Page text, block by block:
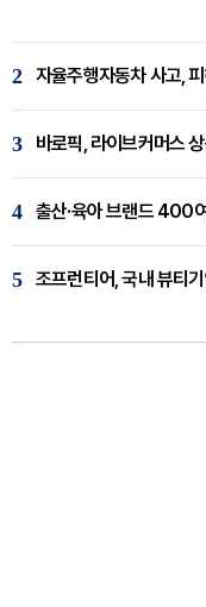
2 자율주행자동차 사고,
3 바로픽, 라이브커머스
4 출산·육아 브랜드 400
5 조프런티어, 국내 뷰티